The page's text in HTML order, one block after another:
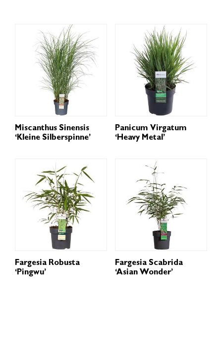
Miscanthus Sinensis
‘Kleine Silberspinne’
Panicum Virgatum
‘Heavy Metal’
Fargesia Robusta
‘Pingwu’
Fargesia Scabrida
‘Asian Wonder’